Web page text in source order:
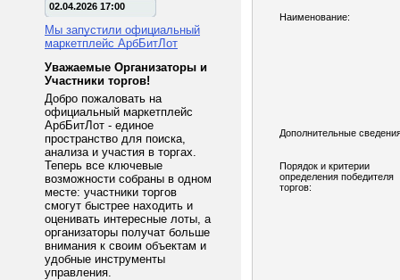
02.04.2026 17:00
Мы запустили официальный
маркетплейс АрбБитЛот
Уважаемые Организаторы и
Участники торгов!
Добро пожаловать на
официальный маркетплейс
АрбБитЛот - единое
пространство для поиска,
анализа и участия в торгах.
Теперь все ключевые
возможности собраны в одном
месте: участники торгов
смогут быстрее находить и
оценивать интересные лоты, а
организаторы получат больше
внимания к своим объектам и
удобные инструменты
управления.
Наименование:
Дополнительные
Порядок и критерии
определения победителя
торгов: